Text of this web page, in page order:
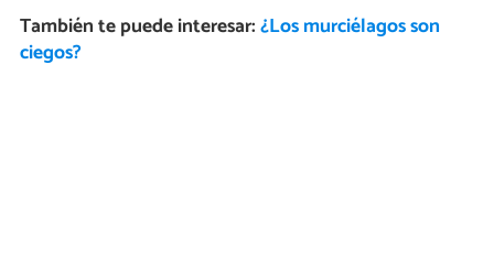
También te puede interesar:¿Los murciélagos son
ciegos?